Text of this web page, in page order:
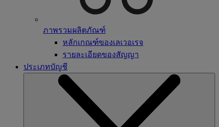
ภาพรวมผลิตภัณฑ์
หลักเกณฑ์ของเลเวอเรจ
รายละเอียดของสัญญา
ประเภทบัญชี